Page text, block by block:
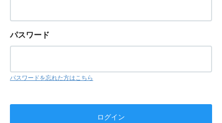
パスワード
パスワードを忘れた方はこちら